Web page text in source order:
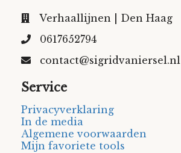
Verhaallijnen | Den Haag
0617652794
contact@sigridvaniersel.nl
Service
Privacyverklaring
In de media
Algemene voorwaarden
Mijn favoriete tools